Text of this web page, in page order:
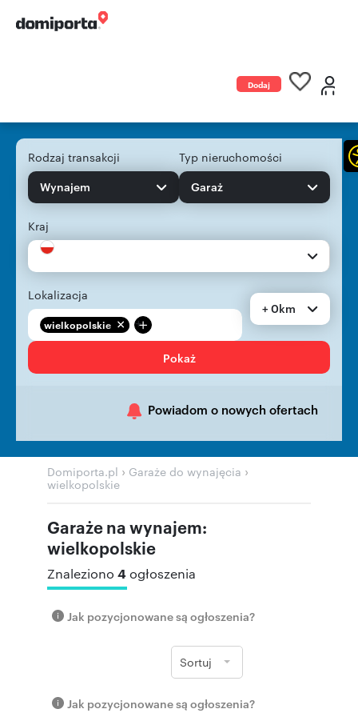
Dodaj
Rodzaj transakcji
Wynajem
Typ nieruchomości
Garaż
Kraj
Lokalizacja
wielkopolskie +
+ 0km
Pokaż
Powiadom o nowych ofertach
Domiporta.pl › Garaże do wynajęcia ›
wielkopolskie
Garaże na wynajem:
wielkopolskie
Znaleziono 4ogłoszenia
Jak pozycjonowane są ogłoszenia?
Sortuj
Jak pozycjonowane są ogłoszenia?